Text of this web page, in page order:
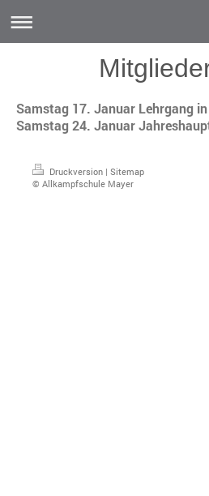
Samstag 17. Januar Lehrgang
Samstag 24. Januar
Druckversion | Sitemap
© Allkampfschule Mayer